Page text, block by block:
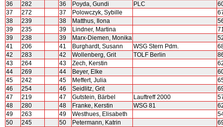
36
282 36 Poyda, Gundi PLC
37
272 37 Polowczyk, Sybille
38
239 38 Matthus, Ilona
39
235 39 Lindner, Martina
39
238 39 Marx-Diemen, Monika
41
206 41 Burghardt, Susann WSG Stern Pdm.
42
283 42 Wollenberg, Grit TOLF Berlin
43
264 43 Zech, Kerstin
44
269 44 Beyer, Elke
45
242 45 Meffert, Julia
46
254 46 Seidlitz, Grit
47
219 47 Gutstein, Bärbel Lauftreff 2000
48
280 48 Franke, Kerstin WSG 81
49
263 49 Westhues, Elisabeth
50
245 50 Petermann, Katrin